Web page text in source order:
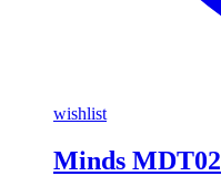
wishlist
Minds MDT02